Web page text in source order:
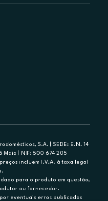
S.A. | SEDE: E.N. 14
Maia | NIF: 500 674 205
incluem I.V.A. à taxa legal
para o produto em questão,
ou fornecedor.
eventuais erros publicados